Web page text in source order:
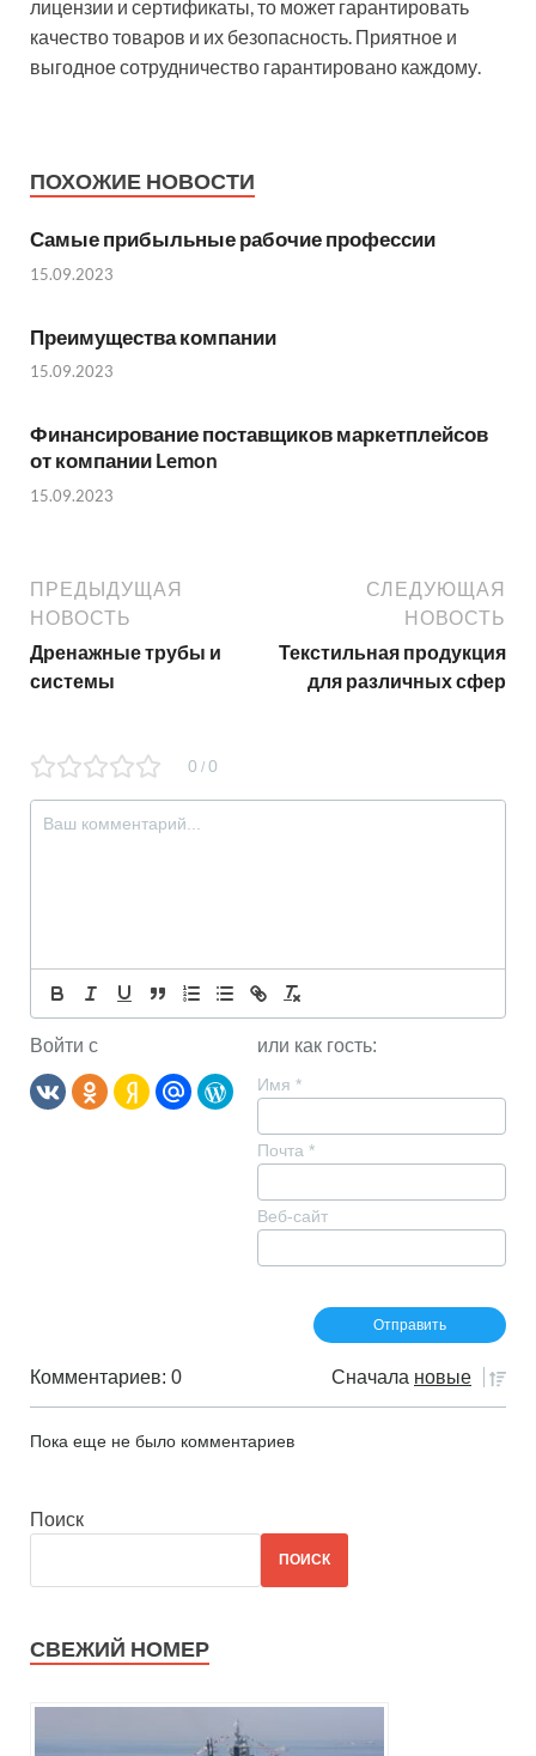
лицензии и сертификаты, то может гарантировать
качество товаров и их безопасность. Приятное и
выгодное сотрудничество гарантировано каждому.
ПОХОЖИЕ НОВОСТИ
Самые прибыльные рабочие профессии
15.09.2023
Преимущества компании
15.09.2023
Финансирование поставщиков маркетплейсов
от компании Lemon
15.09.2023
ПРЕДЫДУЩАЯ
НОВОСТЬ
Дренажные трубы и
системы
СЛЕДУЮЩАЯ
НОВОСТЬ
Текстильная продукция
для различных сфер
0 / 0
Войти с или как гость:
Имя *
Почта *
Веб-сайт
Комментариев: 0 Сначала новые
Пока еще не было комментариев
Поиск
ПОИСК
СВЕЖИЙ НОМЕР